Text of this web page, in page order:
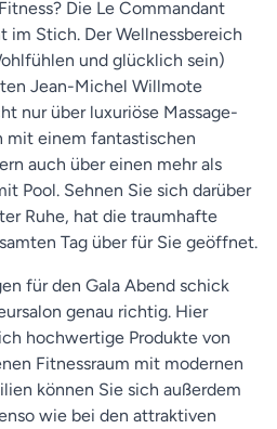
Die Le Commandant
im Stich. Der Wellnessbereich
und glücklich sein)
Jean-Michel Willmote
nur über luxuriöse Massage-
mit einem fantastischen
auch über einen mehr als
Pool. Sehnen Sie sich darüber
Ruhe, hat die traumhafte
Tag über für Sie geöffnet.
für den Gala Abend schick
genau richtig. Hier
hochwertige Produkte von
Fitnessraum mit modernen
können Sie sich außerdem
wie bei den attraktiven